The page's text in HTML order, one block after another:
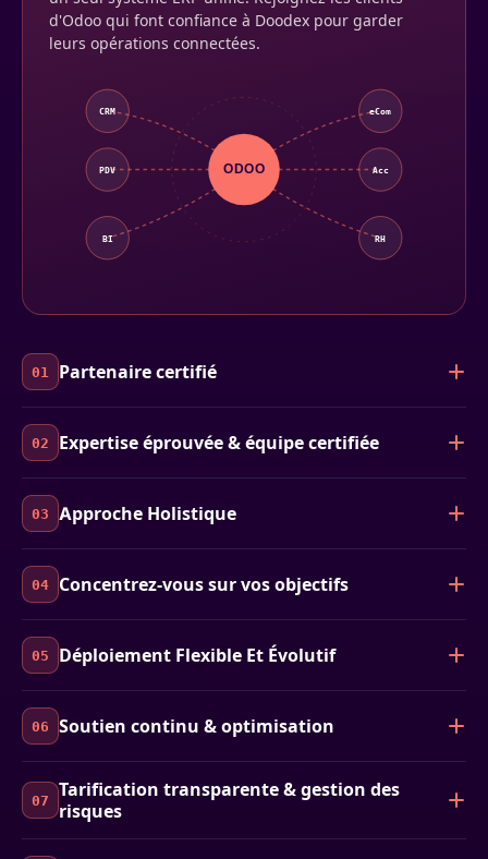
d'Odoo qui font confiance à Doodex pour garder
leurs opérations connectées.
ODOO
CRM eCom
PDV Acc
BI RH
01 Partenaire certifié
02 Expertise éprouvée & équipe certifiée
03 Approche Holistique
04 Concentrez-vous sur vos objectifs
05 Déploiement Flexible Et Évolutif
06 Soutien continu & optimisation
07
Tarification transparente & gestion des
risques